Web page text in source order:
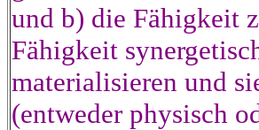
und b) die Fähigkeit
Fähigkeit
materialisieren und
(entweder physisch